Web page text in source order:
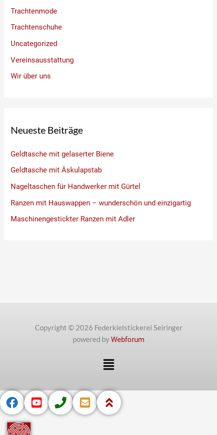
Trachtenmode
Trachtenschuhe
Uncategorized
Vereinsausstattung
Wir über uns
Neueste Beiträge
Geldtasche mit gelaserter Biene
Geldtasche mit Äskulapstab
Nageltaschen für Handwerker mit Gürtel
Ranzen mit Hauswappen – wunderschön und einzigartig
Maschinengestickter Ranzen mit Adler
Copyright © 2026 Federkielstickerei Seiringer
powered byWebforum
Menü